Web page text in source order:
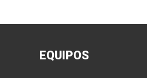
EQUIPOS